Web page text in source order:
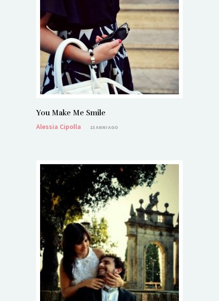
You Make Me Smile
Alessia Cipolla
13 ANNI AGO